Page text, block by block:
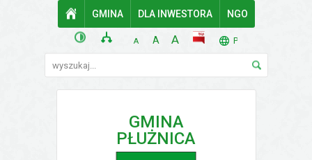
Przejdź do głównego
menu
Przejdź do treści
Przejdź do wyszukiwarki
Przejdź do mapy serwisu
STRONA GŁÓWNA
GMINA DLA INWESTORA NGO
wersja kontrastowa
mapa serwisu
A POMNIEJSZ CZCIONKĘ
A STANDARDOWY ROZMIAR
A POWIĘKSZ CZCIONKĘ
rozmiar czcionki
BIP TŁUMACZ. LISTA
PL
Wyszukiwarka
wyszukaj...
GMINA
PŁUŻNICA